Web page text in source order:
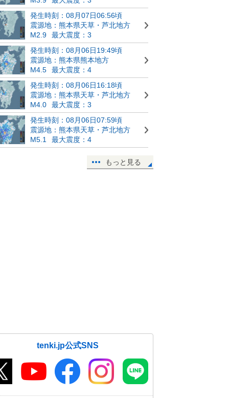
発生時刻：08月07日06:56頃
震源地：熊本県天草・芦北地方
M2.9
最大震度：3
発生時刻：08月06日19:49頃
震源地：熊本県熊本地方
M4.5
最大震度：4
発生時刻：08月06日16:18頃
震源地：熊本県天草・芦北地方
M4.0
最大震度：3
発生時刻：08月06日07:59頃
震源地：熊本県天草・芦北地方
M5.1
最大震度：4
もっと見る
tenki.jp公式SNS